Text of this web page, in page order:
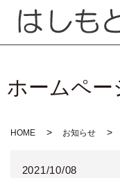
ホームペー
HOME お知らせ
2021/10/08